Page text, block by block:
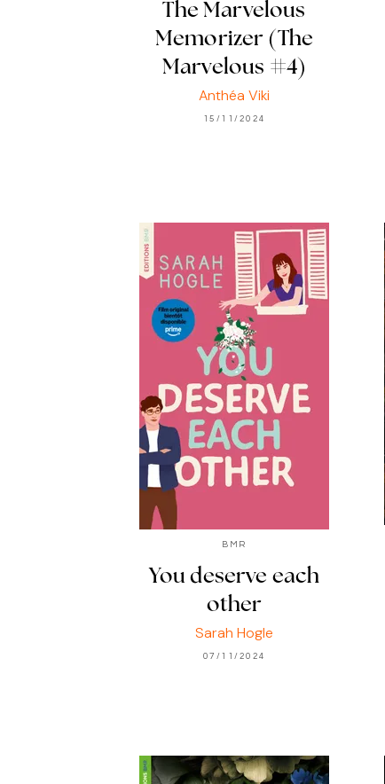
The Marvelous
Memorizer (The
Marvelous #4)
Anthéa Viki
15/11/2024
BMR
You deserve each
other
Sarah Hogle
07/11/2024